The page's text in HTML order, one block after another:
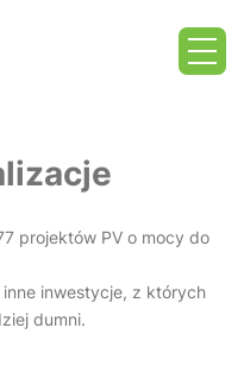
projektów PV o mocy do
inwestycje, z których
dumni.